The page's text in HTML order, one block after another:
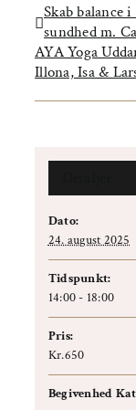
Skab balance
sundhed m.
AYA Yoga
Illona, Isa &
Dato:
24. august 2025
Tidspunkt:
14:00 - 18:00
Pris:
Kr.650
Begivenhed